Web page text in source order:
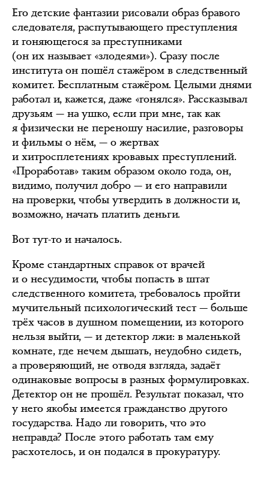
Его детские фантазии рисовали образ бравого
следователя, распутывающего преступления
и гоняющегося за преступниками
(он их называет «злодеями»). Сразу после
института он пошёл стажёром в следственный
комитет. Бесплатным стажёром. Целыми днями
работал и, кажется, даже «гонялся». Рассказывал
друзьям — на ушко, если при мне, так как
я физически не переношу насилие, разговоры
и фильмы о нём, — о жертвах
и хитросплетениях кровавых преступлений.
«Проработав» таким образом около года, он,
видимо, получил добро — и его направили
на проверки, чтобы утвердить в должности и,
возможно, начать платить деньги.
Вот тут-то и началось.
Кроме стандартных справок от врачей
и о несудимости, чтобы попасть в штат
следственного комитета, требовалось пройти
мучительный психологический тест — больше
трёх часов в душном помещении, из которого
нельзя выйти, — и детектор лжи: в маленькой
комнате, где нечем дышать, неудобно сидеть,
а проверяющий, не отводя взгляда, задаёт
одинаковые вопросы в разных формулировках.
Детектор он не прошёл. Результат показал, что
у него якобы имеется гражданство другого
государства. Надо ли говорить, что это
неправда? После этого работать там ему
расхотелось, и он подался в прокуратуру.